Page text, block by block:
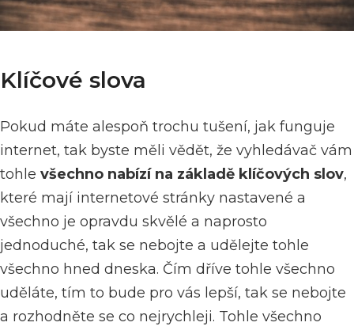
Klíčové slova
Pokud máte alespoň trochu tušení, jak funguje
internet, tak byste měli vědět, že vyhledávač vám
tohle všechno nabízí na základě klíčových slov,
které mají internetové stránky nastavené a
všechno je opravdu skvělé a naprosto
jednoduché, tak se nebojte a udělejte tohle
všechno hned dneska. Čím dříve tohle všechno
uděláte, tím to bude pro vás lepší, tak se nebojte
a rozhodněte se co nejrychleji. Tohle všechno